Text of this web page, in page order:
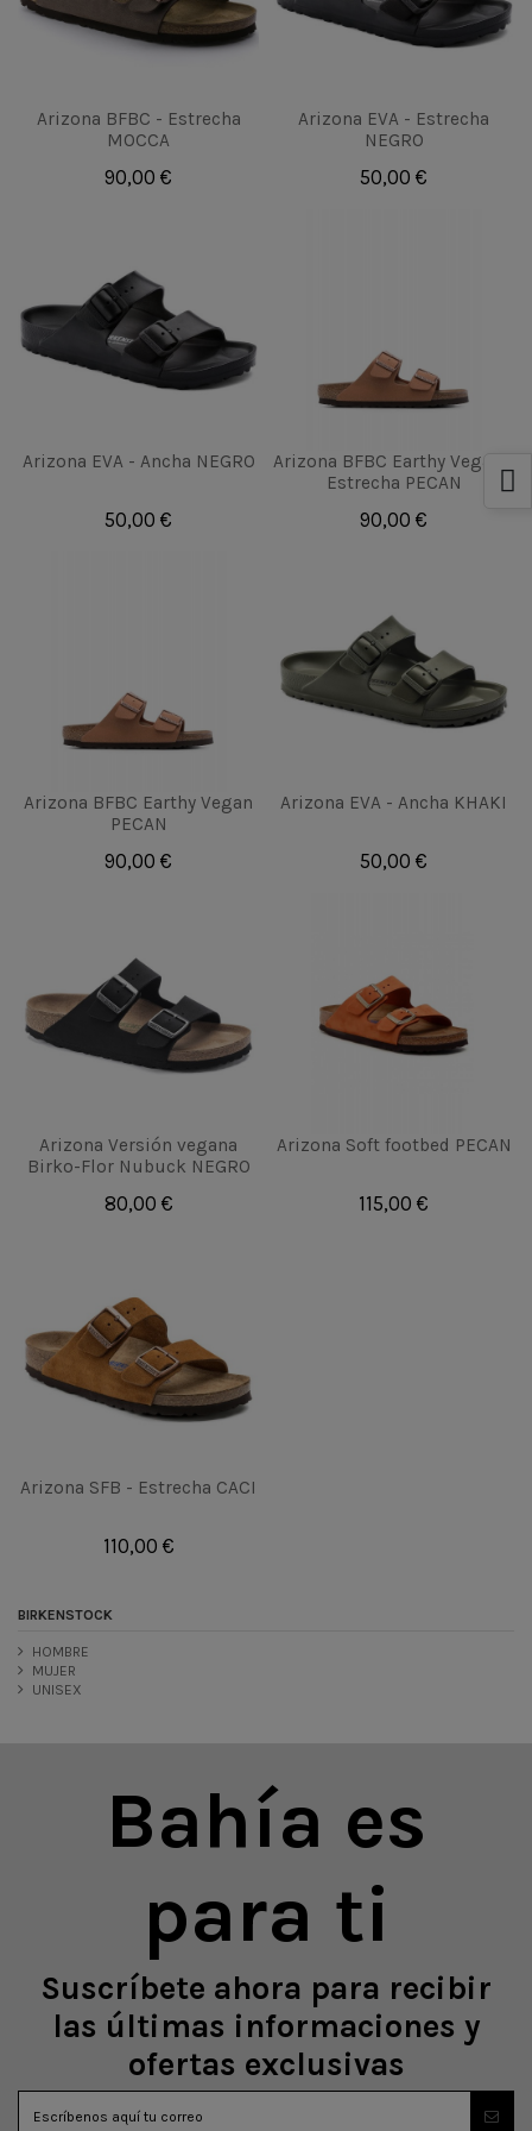
Arizona BFBC - Estrecha
MOCCA
90,00 €
Arizona EVA - Estrecha
NEGRO
50,00 €
Arizona EVA - Ancha NEGRO
50,00 €
Arizona BFBC Earthy Vegan -
Estrecha PECAN
90,00 €
Arizona BFBC Earthy Vegan
PECAN
90,00 €
Arizona EVA - Ancha KHAKI
50,00 €
Arizona Versión vegana
Birko-Flor Nubuck NEGRO
80,00 €
Arizona Soft footbed PECAN
115,00 €
Arizona SFB - Estrecha CACI
110,00 €
BIRKENSTOCK
HOMBRE
MUJER
UNISEX
Bahía es
para ti
Suscríbete ahora para recibir
las últimas informaciones y
ofertas exclusivas